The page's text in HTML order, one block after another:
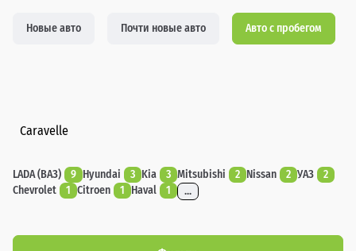
Новые авто Почти новые авто Авто с пробегом
Caravelle
LADA (ВАЗ) 9 Hyundai 3 Kia 3 Mitsubishi 2 Nissan 2 УАЗ
2
Chevrolet
1 Citroen 1 Haval 1 ...